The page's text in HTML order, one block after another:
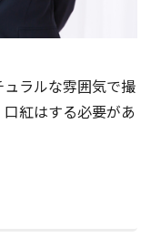
ラルな雰囲気で撮
紅はする必要があ